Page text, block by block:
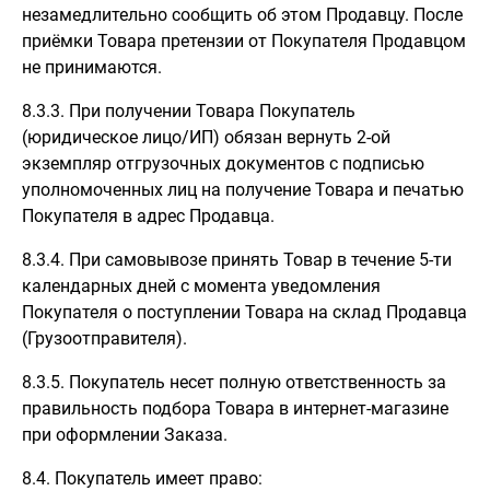
незамедлительно сообщить об этом Продавцу. После
приёмки Товара претензии от Покупателя Продавцом
не принимаются.
8.3.3. При получении Товара Покупатель
(юридическое лицо/ИП) обязан вернуть 2-ой
экземпляр отгрузочных документов с подписью
уполномоченных лиц на получение Товара и печатью
Покупателя в адрес Продавца.
8.3.4. При самовывозе принять Товар в течение 5-ти
календарных дней с момента уведомления
Покупателя о поступлении Товара на склад Продавца
(Грузоотправителя).
8.3.5. Покупатель несет полную ответственность за
правильность подбора Товара в интернет-магазине
при оформлении Заказа.
8.4. Покупатель имеет право: